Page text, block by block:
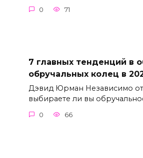
0 71
7 главных тенденций в
обручальных колец в
Дэвид Юрман Независимо от
выбираете ли вы
0 66